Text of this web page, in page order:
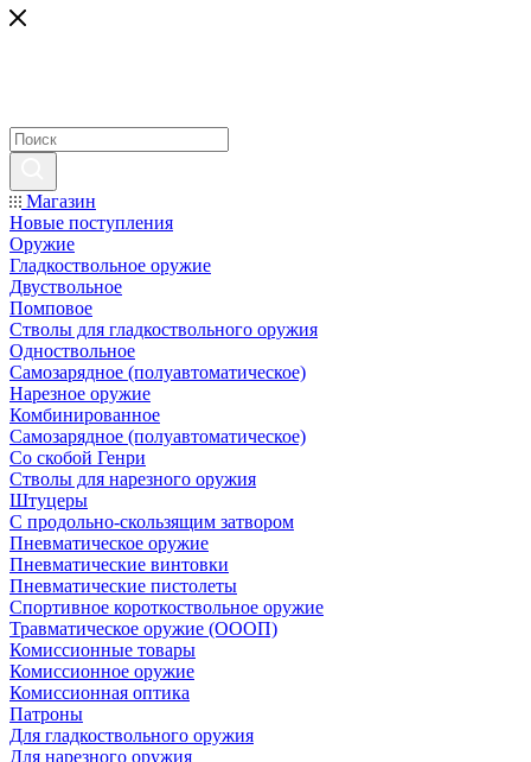
Магазин
Новые поступления
Оружие
Гладкоствольное оружие
Двуствольное
Помповое
Стволы для гладкоствольного оружия
Одноствольное
Самозарядное (полуавтоматическое)
Нарезное оружие
Комбинированное
Самозарядное (полуавтоматическое)
Со скобой Генри
Стволы для нарезного оружия
Штуцеры
С продольно-скользящим затвором
Пневматическое оружие
Пневматические винтовки
Пневматические пистолеты
Спортивное короткоствольное оружие
Травматическое оружие (ОООП)
Комиссионные товары
Комиссионное оружие
Комиссионная оптика
Патроны
Для гладкоствольного оружия
Для нарезного оружия